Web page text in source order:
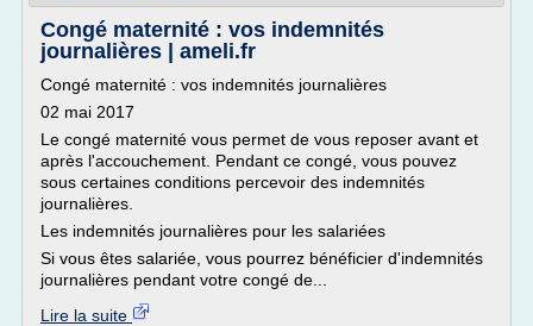
Congé maternité : vos indemnités
journalières | ameli.fr
Congé maternité : vos indemnités journalières
02 mai 2017
Le congé maternité vous permet de vous reposer avant et
après l'accouchement. Pendant ce congé, vous pouvez
sous certaines conditions percevoir des indemnités
journalières.
Les indemnités journalières pour les salariées
Si vous êtes salariée, vous pourrez bénéficier d'indemnités
journalières pendant votre congé de...
Lire la suite